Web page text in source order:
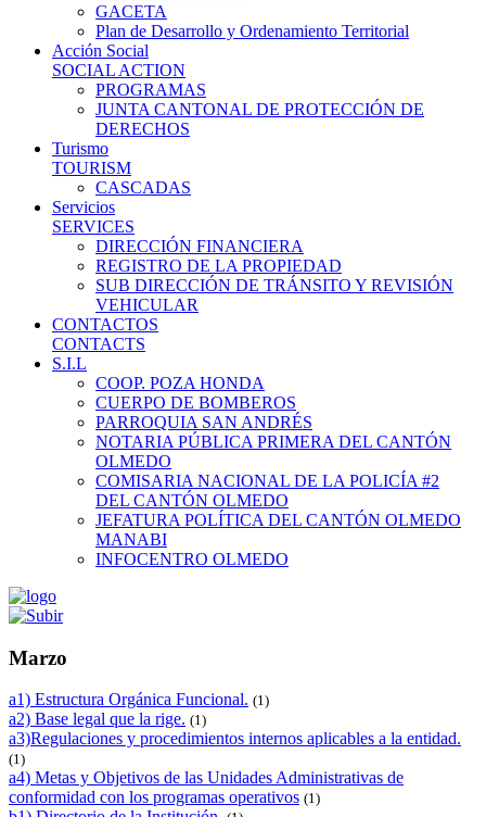
GACETA
Plan de Desarrollo y Ordenamiento Territorial
Acción Social
SOCIAL ACTION
PROGRAMAS
JUNTA CANTONAL DE PROTECCIÓN DE
DERECHOS
Turismo
TOURISM
CASCADAS
Servicios
SERVICES
DIRECCIÓN FINANCIERA
REGISTRO DE LA PROPIEDAD
SUB DIRECCIÓN DE TRÁNSITO Y REVISIÓN
VEHICULAR
CONTACTOS
CONTACTS
S.I.L
COOP. POZA HONDA
CUERPO DE BOMBEROS
PARROQUIA SAN ANDRÉS
NOTARIA PÚBLICA PRIMERA DEL CANTÓN
OLMEDO
COMISARIA NACIONAL DE LA POLICÍA #2
DEL CANTÓN OLMEDO
JEFATURA POLÍTICA DEL CANTÓN OLMEDO
MANABI
INFOCENTRO OLMEDO
Marzo
a1) Estructura Orgánica Funcional. (1)
a2) Base legal que la rige. (1)
a3)Regulaciones y procedimientos internos aplicables a la entidad.
(1)
a4) Metas y Objetivos de las Unidades Administrativas de
conformidad con los programas operativos (1)